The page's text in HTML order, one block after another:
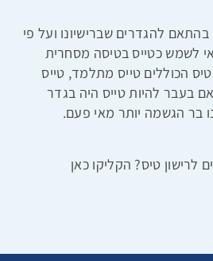
להגדרים שברישיונו ועל פי
לשמש כטייס בטיסה מסחרית
הכוללים טייס מתלמד, טייס
בעבר להיות טייס היה בגדר
בר הגשמה יותר מאי פעם.
לרישון טיס? הקליקו כאן